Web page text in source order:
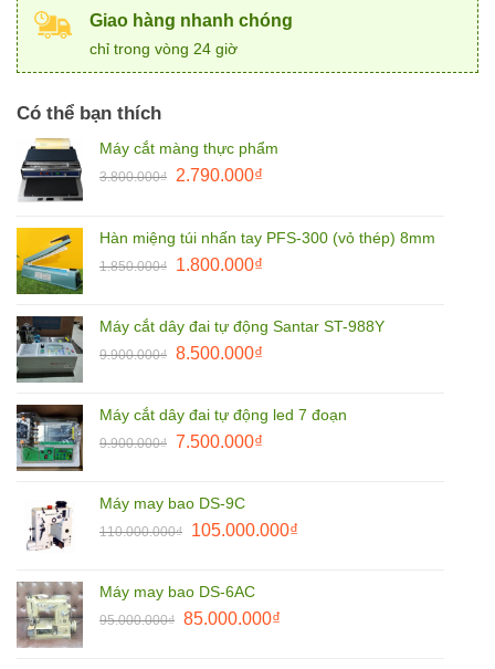
Giao hàng nhanh chóng
chỉ trong vòng 24 giờ
Có thể bạn thích
Máy cắt màng thực phẩm
3.800.000₫
Giá
3.800.000₫.
2.790.000₫Giá
là:
2.790.000₫.
Hàn miệng túi nhấn tay PFS-300 (vỏ thép) 8mm
1.850.000₫
Giá
1.850.000₫.
1.800.000₫Giá
là:
1.800.000₫.
Máy cắt dây đai tự động Santar ST-988Y
9.900.000₫ Giá
9.900.000₫.
8.500.000₫Giá
là:
8.500.000₫.
Máy cắt dây đai tự động led 7 đoạn
9.900.000₫ Giá
9.900.000₫.
7.500.000₫Giá
7.500.000₫.
Máy may bao DS-9C
110.000.000₫
Giá
110.000.000₫.
105.000.000₫Giá
Máy may bao DS-6AC
95.000.000₫ Giá
85.000.000₫Giá